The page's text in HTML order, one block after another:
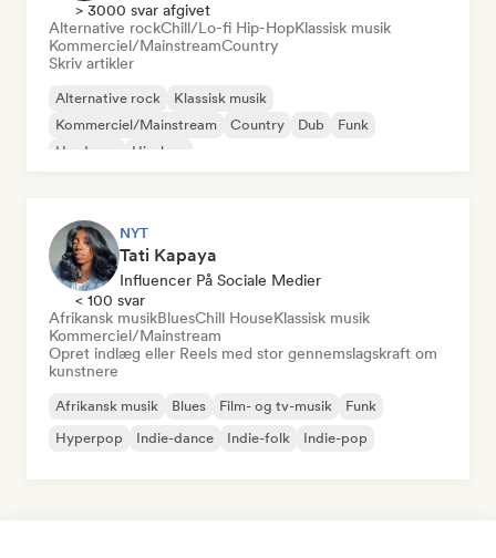
> 3000 svar afgivet
Alternative rockChill/Lo-fi Hip-HopKlassisk musik
Kommerciel/MainstreamCountry
Skriv artikler
Alternative rock
Klassisk musik
Kommerciel/Mainstream
Country Dub
Funk
Hardcore
Hip-hop
NYT
Tati Kapaya
Influencer På Sociale Medier
< 100 svar
Afrikansk musikBluesChill HouseKlassisk musik
Kommerciel/Mainstream
Opret indlæg eller Reels med stor gennemslagskraft om
kunstnere
Afrikansk musik Blues Film- og tv-musik
Funk
Hyperpop
Indie-dance Indie-folk Indie-pop